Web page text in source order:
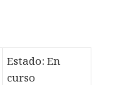
Estado: En
curso